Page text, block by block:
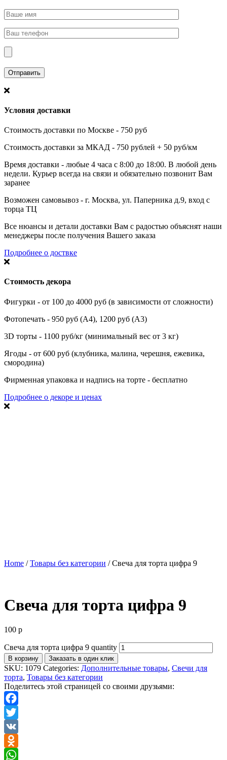
Условия доставки
Стоимость доставки по Москве - 750 руб
Стоимость доставки за МКАД - 750 рублей + 50 руб/км
Время доставки - любые 4 часа с 8:00 до 18:00. В любой день
недели. Курьер всегда на связи и обязательно позвонит Вам
заранее
Возможен самовывоз - г. Москва, ул. Паперника д.9, вход с
торца ТЦ
Все нюансы и детали доставки Вам с радостью объяснят наши
менеджеры после получения Вашего заказа
Подробнее о доствке
Стоимость декора
Фигурки - от 100 до 4000 руб (в зависимости от сложности)
Фотопечать - 950 руб (А4), 1200 руб (А3)
3D торты - 1100 руб/кг (минимальный вес от 3 кг)
Ягоды - от 600 руб (клубника, малина, черешня, ежевика,
смородина)
Фирменная упаковка и надпись на торте - бесплатно
Подробнее о декоре и ценах
Home /Товары без категории / Свеча для торта цифра 9
Свеча для торта цифра 9
100 р
Свеча для торта цифра 9 quantity
В корзину Заказать в один клик
SKU: 1079 Categories: Дополнительные товары, Свечи для
торта, Товары без категории
Поделитесь этой страницей со своими друзьями:
Facebook
Twitter
VK
Odnoklassniki